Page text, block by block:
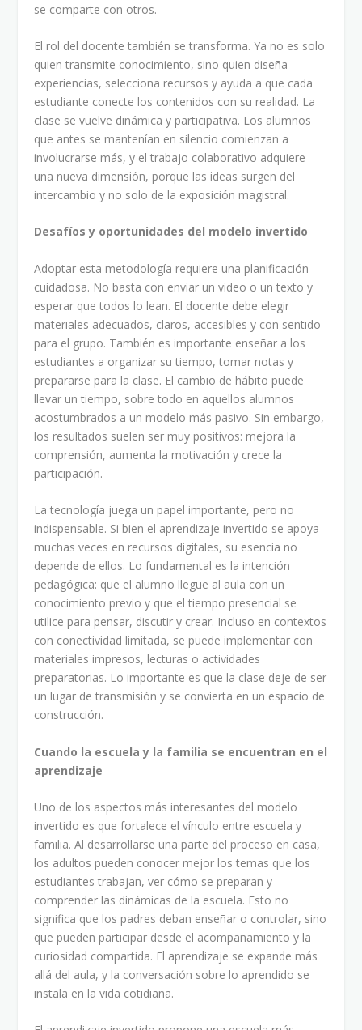
se comparte con otros.
El rol del docente también se transforma. Ya no es solo
quien transmite conocimiento, sino quien diseña
experiencias, selecciona recursos y ayuda a que cada
estudiante conecte los contenidos con su realidad. La
clase se vuelve dinámica y participativa. Los alumnos
que antes se mantenían en silencio comienzan a
involucrarse más, y el trabajo colaborativo adquiere
una nueva dimensión, porque las ideas surgen del
intercambio y no solo de la exposición magistral.
Desafíos y oportunidades del modelo invertido
Adoptar esta metodología requiere una planificación
cuidadosa. No basta con enviar un video o un texto y
esperar que todos lo lean. El docente debe elegir
materiales adecuados, claros, accesibles y con sentido
para el grupo. También es importante enseñar a los
estudiantes a organizar su tiempo, tomar notas y
prepararse para la clase. El cambio de hábito puede
llevar un tiempo, sobre todo en aquellos alumnos
acostumbrados a un modelo más pasivo. Sin embargo,
los resultados suelen ser muy positivos: mejora la
comprensión, aumenta la motivación y crece la
participación.
La tecnología juega un papel importante, pero no
indispensable. Si bien el aprendizaje invertido se apoya
muchas veces en recursos digitales, su esencia no
depende de ellos. Lo fundamental es la intención
pedagógica: que el alumno llegue al aula con un
conocimiento previo y que el tiempo presencial se
utilice para pensar, discutir y crear. Incluso en contextos
con conectividad limitada, se puede implementar con
materiales impresos, lecturas o actividades
preparatorias. Lo importante es que la clase deje de ser
un lugar de transmisión y se convierta en un espacio de
construcción.
Cuando la escuela y la familia se encuentran en el
aprendizaje
Uno de los aspectos más interesantes del modelo
invertido es que fortalece el vínculo entre escuela y
familia. Al desarrollarse una parte del proceso en casa,
los adultos pueden conocer mejor los temas que los
estudiantes trabajan, ver cómo se preparan y
comprender las dinámicas de la escuela. Esto no
significa que los padres deban enseñar o controlar, sino
que pueden participar desde el acompañamiento y la
curiosidad compartida. El aprendizaje se expande más
allá del aula, y la conversación sobre lo aprendido se
instala en la vida cotidiana.